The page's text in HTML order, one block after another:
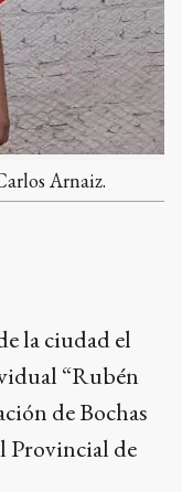
Arnaiz.
la ciudad el
“Rubén
de Bochas
Provincial de